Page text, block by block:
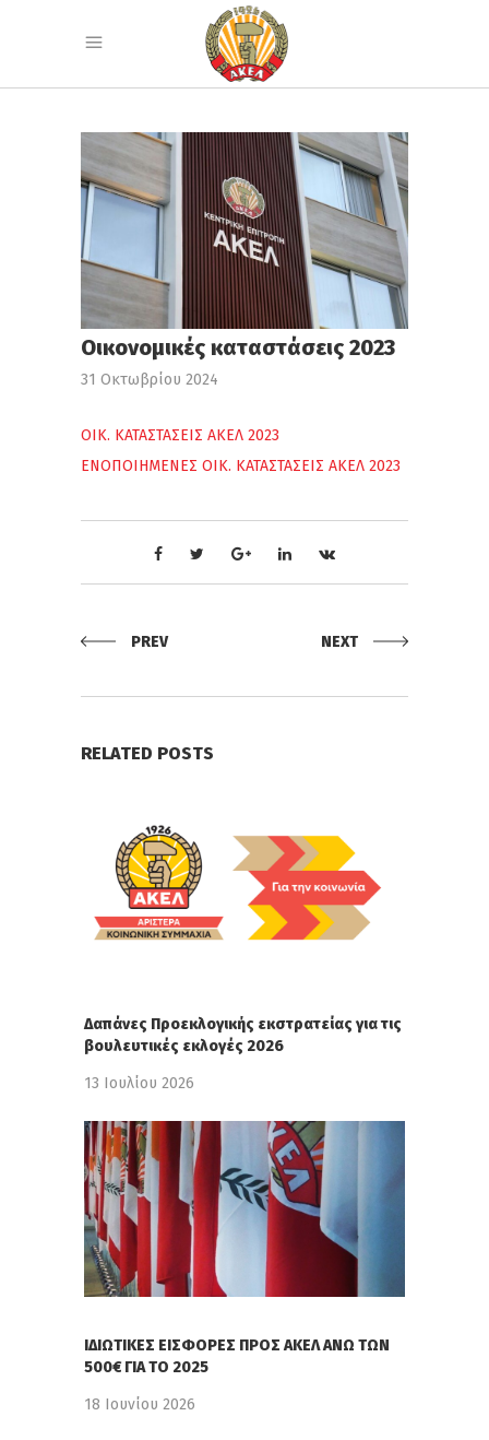
Οικονομικές καταστάσεις 2023
31 Οκτωβρίου 2024
ΟΙΚ. ΚΑΤΑΣΤΑΣΕΙΣ ΑΚΕΛ 2023
ΕΝΟΠΟΙΗΜΕΝΕΣ ΟΙΚ. ΚΑΤΑΣΤΑΣΕΙΣ ΑΚΕΛ 2023
PREV NEXT
RELATED POSTS
Δαπάνες Προεκλογικής εκστρατείας για τις
βουλευτικές εκλογές 2026
13 Ιουλίου 2026
ΙΔΙΩΤΙΚΕΣ ΕΙΣΦΟΡΕΣ ΠΡΟΣ ΑΚΕΛ ΑΝΩ ΤΩΝ
500€ ΓΙΑ ΤΟ 2025
18 Ιουνίου 2026